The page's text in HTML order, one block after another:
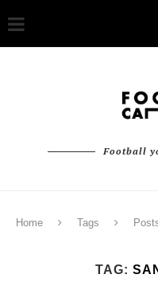
Football
Home Tags
TAG: